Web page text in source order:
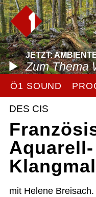
JETZT:
Zum Thema
Ö1 SOUND
DES CIS
Aquarell-
mit Helene